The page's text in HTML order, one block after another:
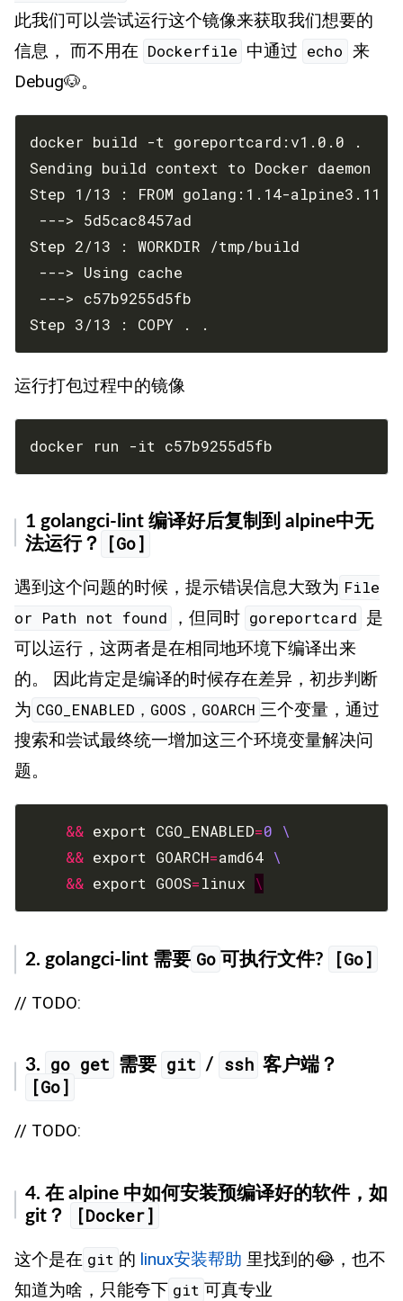
此我们可以尝试运行这个镜像来获取我们想要的
信息， 而不用在 Dockerfile 中通过 echo 来
Debug🐶。
Step 3/13 : COPY . .
运行打包过程中的镜像
docker run -it c57b9255d5fb
1 golangci-lint 编译好后复制到 alpine中无
法运行？
[Go]
遇到这个问题的时候，提示错误信息大致为 File
or Path not found
，但同时 goreportcard 是
可以运行，这两者是在相同地环境下编译出来
的。 因此肯定是编译的时候存在差异，初步判断
为 CGO_ENABLED，GOOS，GOARCH 三个变量，通过
搜索和尝试最终统一增加这三个环境变量解决问
题。
&& export CGO_ENABLED=0
&& export GOARCH=amd64
&& export GOOS=linux \
2. golangci-lint 需要 Go 可执行文件? [Go]
// TODO:
3. go get 需要 git / ssh 客户端？
[Go]
// TODO:
4. 在 alpine 中如何安装预编译好的软件，如
git？
[Docker]
这个是在 git 的 linux安装帮助 里找到的😂，也不
知道为啥，只能夸下 git 可真专业